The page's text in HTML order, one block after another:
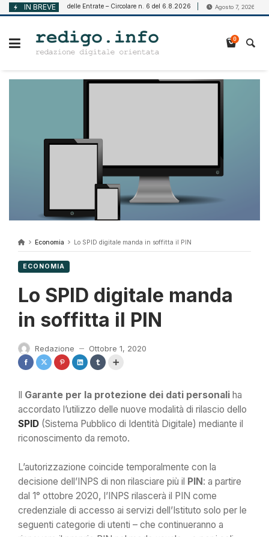
Vai
al
IN BREVE
Agenzia delle Entrate – Circolare n. 6 del 6.8.2026 Agosto 7, 2026
0
Economia Lo SPID digitale manda in soffitta il PIN
ECONOMIA
Lo SPID digitale manda
in soffitta il PIN
Redazione — Ottobre 1, 2020
Il Garante per la protezione dei dati personali ha
accordato l’utilizzo delle nuove modalità di rilascio dello
SPID (Sistema Pubblico di Identità Digitale) mediante il
riconoscimento da remoto.
L’autorizzazione coincide temporalmente con la
decisione dell’INPS di non rilasciare più il PIN: a partire
dal 1° ottobre 2020, l’INPS rilascerà il PIN come
credenziale di accesso ai servizi dell’Istituto solo per le
seguenti categorie di utenti – che continueranno a